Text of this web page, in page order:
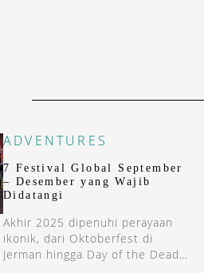
ADVENTURES
7 Festival Global September
– Desember yang Wajib
Didatangi
Akhir 2025 dipenuhi perayaan
ikonik, dari Oktoberfest di
Jerman hingga Day of the Dead